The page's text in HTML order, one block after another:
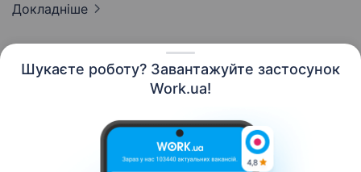
Шукаєте роботу? Завантажуйте застосунок
Work.ua!
Докладніше